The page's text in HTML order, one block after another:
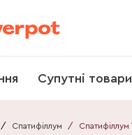
Супутні товари
/ Спатифіллум /